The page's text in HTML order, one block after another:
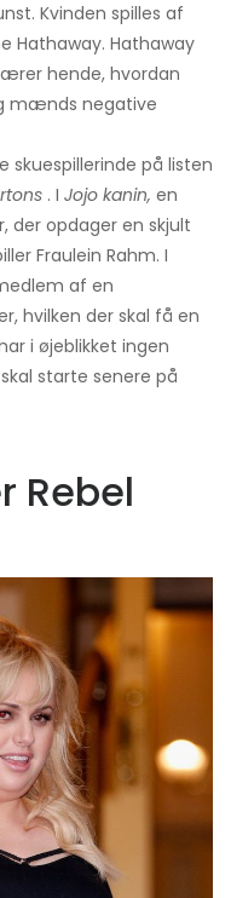
Kvinden spilles af
Hathaway. Hathaway
hende, hvordan
mænds negative
skuespillerinde på listen
. I Jojo kanin, en
der opdager en skjult
Fraulein Rahm. I
af en
hvilken der skal få en
i øjeblikket ingen
starte senere på
Rebel